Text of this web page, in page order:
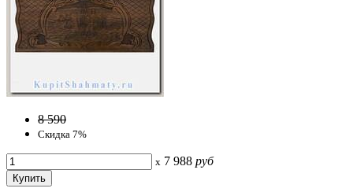
8 590
Скидка 7%
x 7 988 руб